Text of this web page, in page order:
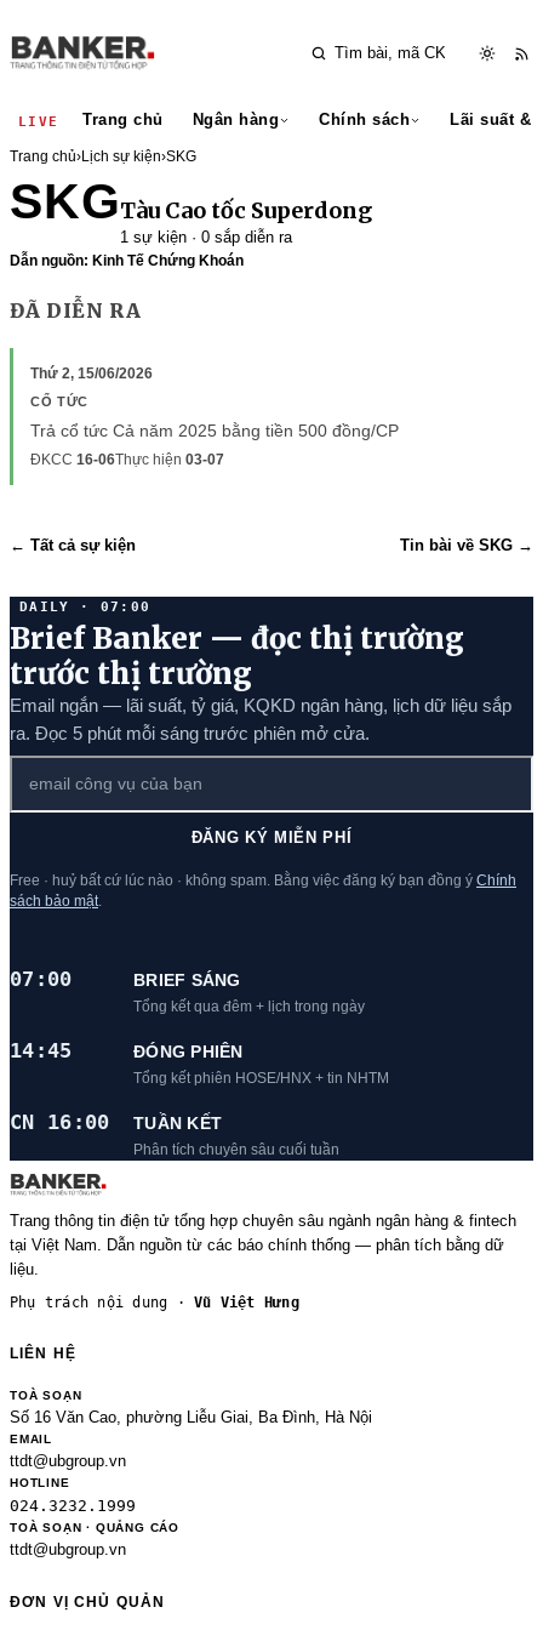
LIVE Trang chủ Ngân hàng Chính sách Lãi suất &
Trang chủ›Lịch sự kiện›SKG
SKGTàu Cao tốc Superdong
1 sự kiện · 0 sắp diễn ra
Dẫn nguồn: Kinh Tế Chứng Khoán
ĐÃ DIỄN RA
Thứ 2, 15/06/2026
CỔ TỨC
Trả cổ tức Cả năm 2025 bằng tiền 500 đồng/CP
ĐKCC 16-06Thực hiện 03-07
← Tất cả sự kiện Tin bài về SKG →
DAILY · 07:00
Brief Banker — đọc thị trường
trước thị trường
Email ngắn — lãi suất, tỷ giá, KQKD ngân hàng, lịch dữ liệu sắp
ra. Đọc 5 phút mỗi sáng trước phiên mở cửa.
ĐĂNG KÝ MIỄN PHÍ
Free · huỷ bất cứ lúc nào · không spam. Bằng việc đăng ký bạn đồng ý Chính
sách bảo mật
07:00 BRIEF SÁNG
Tổng kết qua đêm + lịch trong ngày
14:45 ĐÓNG PHIÊN
Tổng kết phiên HOSE/HNX + tin NHTM
CN 16:00 TUẦN KẾT
Phân tích chuyên sâu cuối tuần
Trang thông tin điện tử tổng hợp chuyên sâu ngành ngân hàng & fintech
tại Việt Nam. Dẫn nguồn từ các báo chính thống — phân tích bằng dữ
liệu.
Phụ trách nội dung ·Vũ Việt Hưng
LIÊN HỆ
TOÀ SOẠN
Số 16 Văn Cao, phường Liễu Giai, Ba Đình, Hà Nội
EMAIL
ttdt@ubgroup.vn
HOTLINE
024.3232.1999
TOÀ SOẠN · QUẢNG CÁO
ttdt@ubgroup.vn
ĐƠN VỊ CHỦ QUẢN